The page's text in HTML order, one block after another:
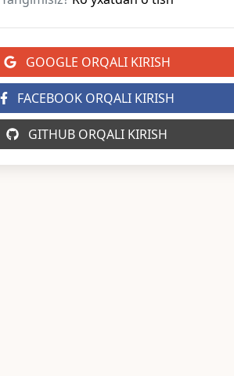
GOOGLE ORQALI KIRISH
FACEBOOK ORQALI KIRISH
GITHUB ORQALI KIRISH